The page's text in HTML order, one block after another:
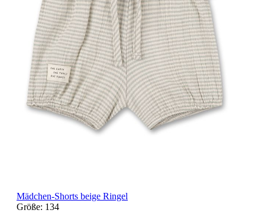
Mädchen-Shorts beige Ringel
Größe: 134